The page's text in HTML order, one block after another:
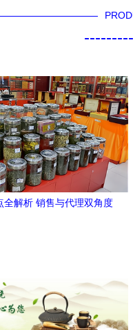
全解析 销售与代理双角度